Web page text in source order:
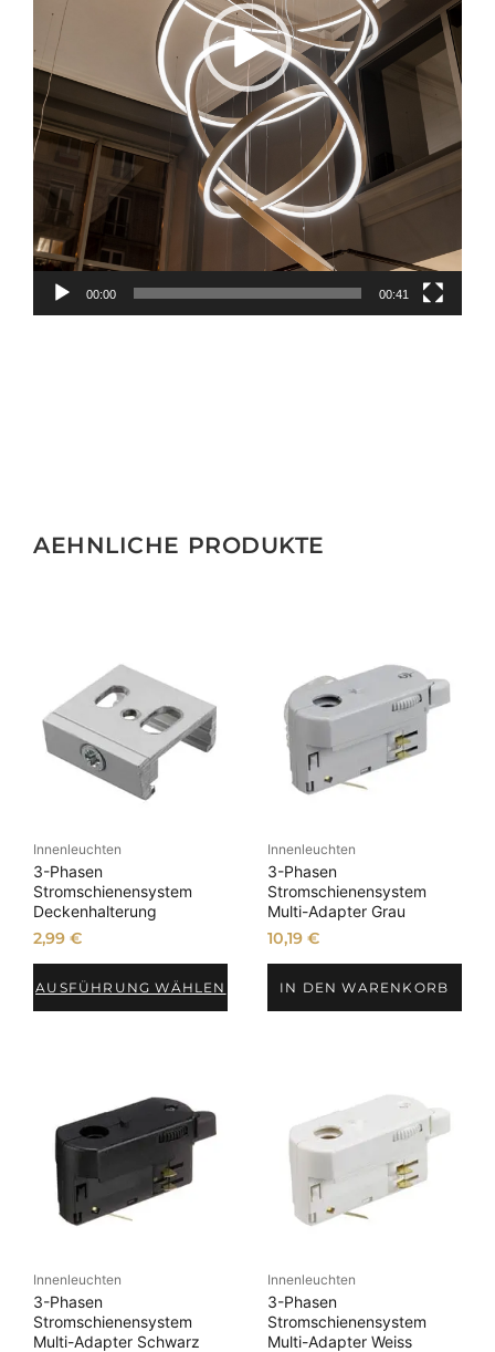
00:00 00:41
AEHNLICHE PRODUKTE
Innenleuchten
3-Phasen
Stromschienensystem
Deckenhalterung
2,99€
AUSFÜHRUNG WÄHLEN
Innenleuchten
3-Phasen
Stromschienensystem
Multi-Adapter Grau
10,19 €
IN DEN WARENKORB
Innenleuchten
3-Phasen
Stromschienensystem
Multi-Adapter Schwarz
Innenleuchten
3-Phasen
Stromschienensystem
Multi-Adapter Weiss